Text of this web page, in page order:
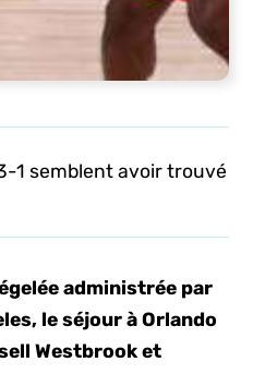
1 semblent avoir trouvé
administrée par
le séjour à Orlando
Westbrook et